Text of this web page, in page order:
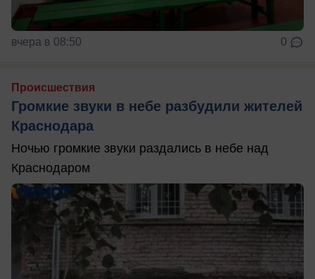
вчера в 08:50 0
Происшествия
Громкие звуки в небе разбудили жителей
Краснодара
Ночью громкие звуки раздались в небе над
Краснодаром